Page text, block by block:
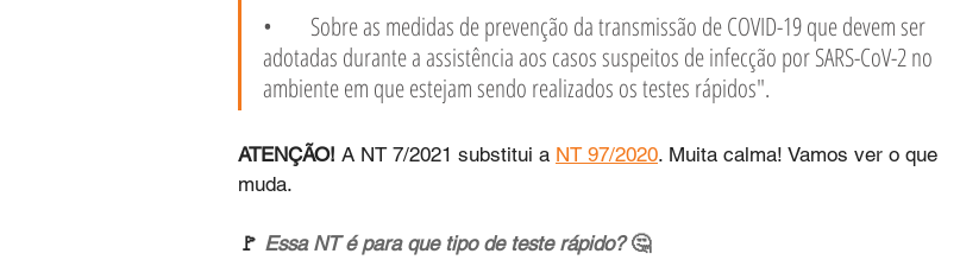
•	Sobre as medidas de prevenção da transmissão de COVID-19 que devem ser
adotadas durante a assistência aos casos suspeitos de infecção por SARS-CoV-2 no
ambiente em que estejam sendo realizados os testes rápidos".
ATENÇÃO! A NT 7/2021 substitui a NT 97/2020. Muita calma! Vamos ver o que
muda.
🚩 Essa NT é para que tipo de teste rápido? 🤔